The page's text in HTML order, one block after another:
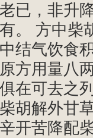
已，非升
。
方中柴
结气饮食
方用量八
在可去之
胡解外甘
开苦降配